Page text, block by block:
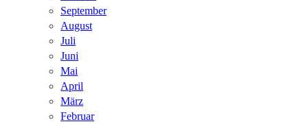
September
August
Juli
Juni
Mai
April
März
Februar